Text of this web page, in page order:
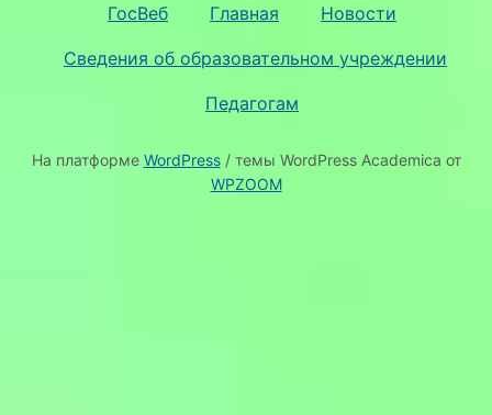
ГосВеб Главная Новости
Сведения об образовательном учреждении
Педагогам
На платформе WordPress/ темы WordPress Academica от
WPZOOM